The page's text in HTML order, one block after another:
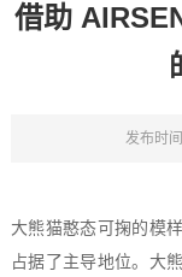
借助
发布时
大熊猫憨态可掬的模
占据了主导地位。大